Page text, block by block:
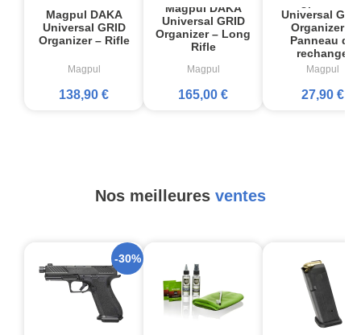
Magpul DAKA
Universal GRID
Organizer – Rifle
Magpul
138,90 €
Magpul DAKA
Universal GRID
Organizer – Long
Rifle
Magpul
165,00 €
Universal
Organizer –
Panneau de
rechange
Magpul
27,90 €
Nos meilleures ventes
-30%